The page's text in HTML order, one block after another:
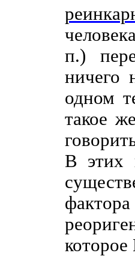
п.)
ничего
одном
такое
В этих